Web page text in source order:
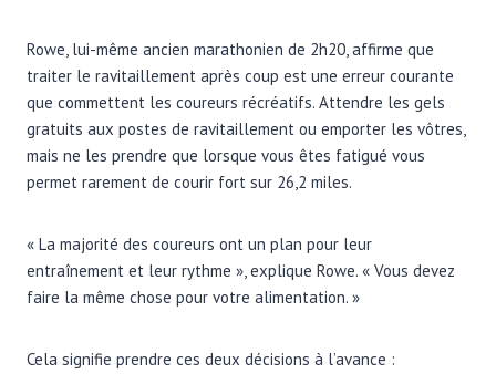
Rowe, lui-même ancien marathonien de 2h20, affirme que
traiter le ravitaillement après coup est une erreur courante
que commettent les coureurs récréatifs. Attendre les gels
gratuits aux postes de ravitaillement ou emporter les vôtres,
mais ne les prendre que lorsque vous êtes fatigué vous
permet rarement de courir fort sur 26,2 miles.
« La majorité des coureurs ont un plan pour leur
entraînement et leur rythme », explique Rowe. « Vous devez
faire la même chose pour votre alimentation. »
Cela signifie prendre ces deux décisions à l’avance :